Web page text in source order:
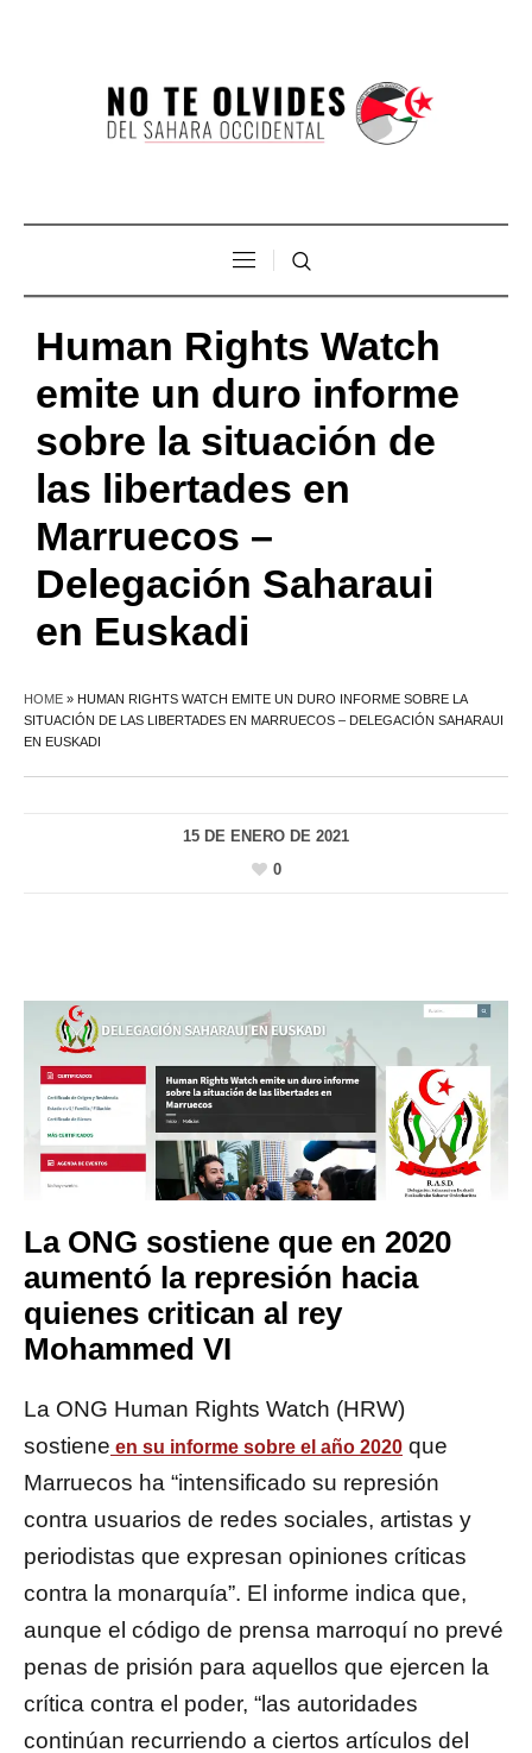
Human Rights Watch
emite un duro informe
sobre la situación de
las libertades en
Marruecos –
Delegación Saharaui
en Euskadi
HOME » HUMAN RIGHTS WATCH EMITE UN DURO INFORME SOBRE LA
SITUACIÓN DE LAS LIBERTADES EN MARRUECOS – DELEGACIÓN SAHARAUI
EN EUSKADI
15 DE ENERO DE 2021
0
La ONG sostiene que en 2020
aumentó la represión hacia
quienes critican al rey
Mohammed VI
La ONG Human Rights Watch (HRW)
sostiene en su informe sobre el año 2020 que
Marruecos ha “intensificado su represión
contra usuarios de redes sociales, artistas y
periodistas que expresan opiniones críticas
contra la monarquía”. El informe indica que,
aunque el código de prensa marroquí no prevé
penas de prisión para aquellos que ejercen la
crítica contra el poder, “las autoridades
continúan recurriendo a ciertos artículos del